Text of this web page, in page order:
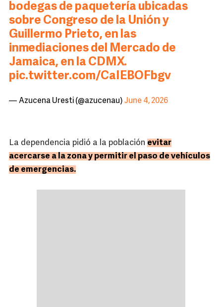
bodegas de paquetería ubicadas
sobre Congreso de la Unión y
Guillermo Prieto, en las
inmediaciones del Mercado de
Jamaica, en la CDMX.
pic.twitter.com/CaIEBOFbgv
— Azucena Uresti (@azucenau) June 4, 2026
La dependencia pidió a la población evitar
acercarse a la zona y permitir el paso de vehículos
de emergencias.